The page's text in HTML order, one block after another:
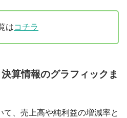
はコチラ
算情報のグラフィックま
て、売上高や純利益の増減率と